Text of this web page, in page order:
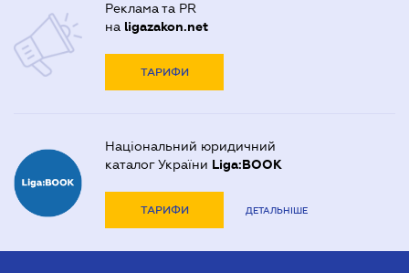
Реклама та PR
на ligazakon.net
ТАРИФИ
Національний юридичний
каталог України Liga:BOOK
ТАРИФИ ДЕТАЛЬНІШЕ